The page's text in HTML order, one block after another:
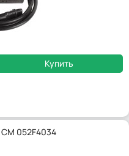
Купить
052F4034